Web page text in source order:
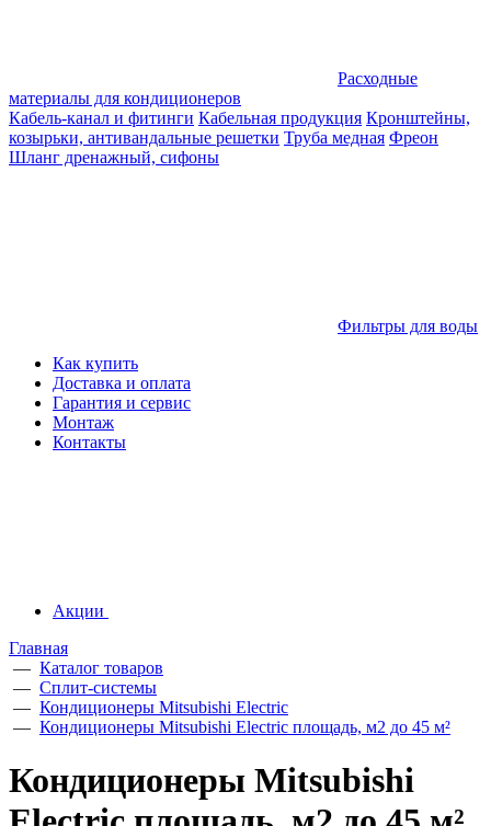
Расходные
материалы для кондиционеров
Кабель-канал и фитинги Кабельная продукция Кронштейны,
козырьки, антивандальные решетки Труба медная Фреон
Шланг дренажный, сифоны
Фильтры для воды
Как купить
Доставка и оплата
Гарантия и сервис
Монтаж
Контакты
Акции
Главная
— Каталог товаров
— Сплит-системы
— Кондиционеры Mitsubishi Electric
— Кондиционеры Mitsubishi Electric площадь, м2 до 45 м²
Кондиционеры Mitsubishi